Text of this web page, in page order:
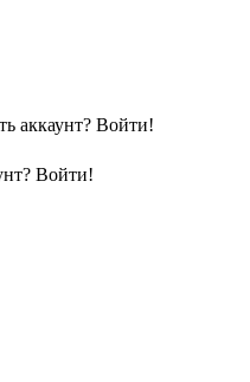
аккаунт? Войти!
Войти!